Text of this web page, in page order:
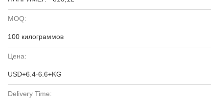
MOQ:
100 килограммов
Цена:
USD+6.4-6.6+KG
Delivery Time: